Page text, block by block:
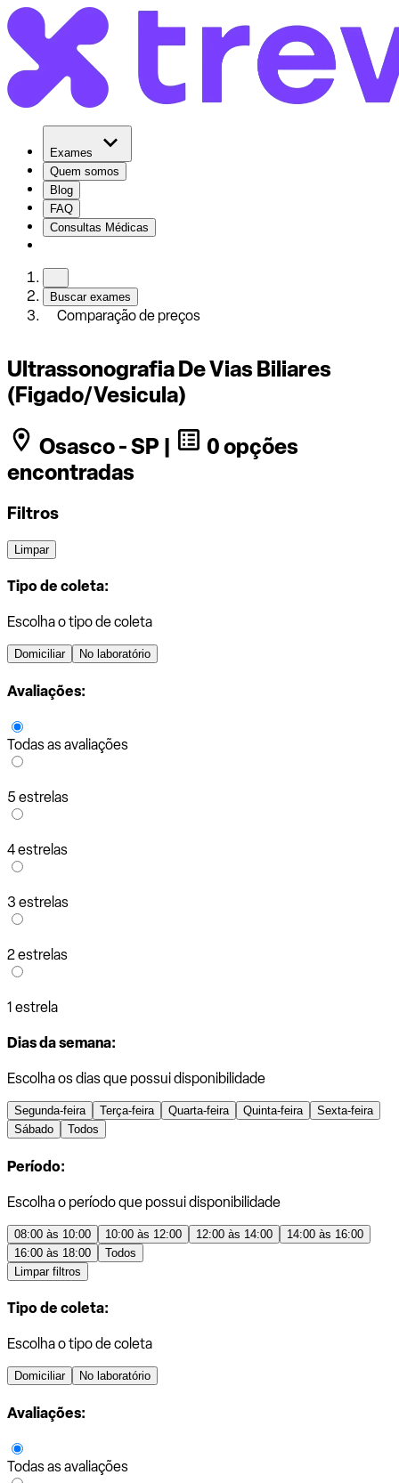
Exames
Quem somos
Blog
FAQ
Consultas Médicas
Buscar exames
Comparação de preços
Ultrassonografia De Vias Biliares
(Figado/Vesicula)
Osasco - SP |
0 opções
encontradas
Filtros
Limpar
Tipo de coleta:
Escolha o tipo de coleta
Domiciliar No laboratório
Avaliações:
Todas as avaliações
5 estrelas
4 estrelas
3 estrelas
2 estrelas
1 estrela
Dias da semana:
Escolha os dias que possui disponibilidade
Segunda-feira Terça-feira Quarta-feira Quinta-feira
Sexta-feira
Sábado
Todos
Período:
Escolha o período que possui disponibilidade
08:00 às 10:00 10:00 às 12:00 12:00 às 14:00
14:00 às 16:00
16:00 às 18:00
Todos
Limpar filtros
Tipo de coleta:
Escolha o tipo de coleta
Domiciliar No laboratório
Avaliações:
Todas as avaliações